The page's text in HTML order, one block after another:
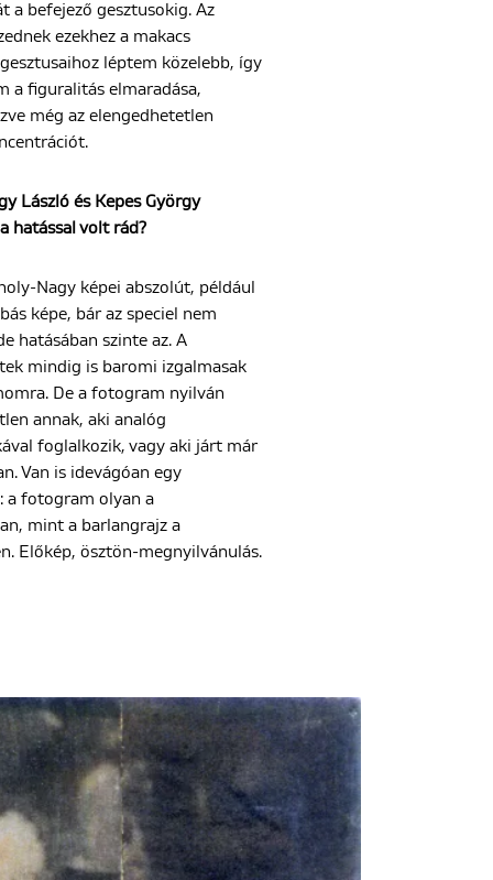
a befejező gesztusokig. Az
ezekhez a makacs
léptem közelebb, így
a figuralitás elmaradása,
még az elengedhetetlen
László és Kepes György
hatással volt rád?
Nagy képei abszolút, például
képe, bár az speciel nem
hatásában szinte az. A
mindig is baromi izgalmasak
De a fotogram nyilván
annak, aki analóg
foglalkozik, vagy aki járt már
Van is idevágóan egy
a fotogram olyan a
mint a barlangrajz a
Előkép, ösztön-megnyilvánulás.